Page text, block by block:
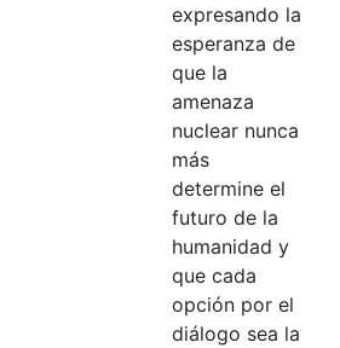
expresando la
esperanza de
que la
amenaza
nuclear nunca
más
determine el
futuro de la
humanidad y
que cada
opción por el
diálogo sea la